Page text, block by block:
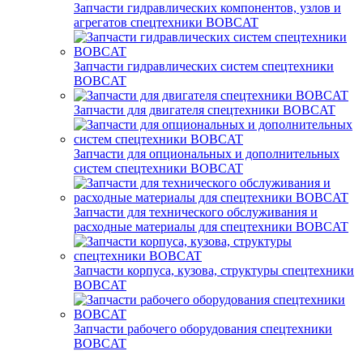
Запчасти гидравлических компонентов, узлов и
агрегатов спецтехники BOBCAT
Запчасти гидравлических систем спецтехники
BOBCAT
Запчасти для двигателя спецтехники BOBCAT
Запчасти для опциональных и дополнительных
систем спецтехники BOBCAT
Запчасти для технического обслуживания и
расходные материалы для спецтехники BOBCAT
Запчасти корпуса, кузова, структуры спецтехники
BOBCAT
Запчасти рабочего оборудования спецтехники
BOBCAT